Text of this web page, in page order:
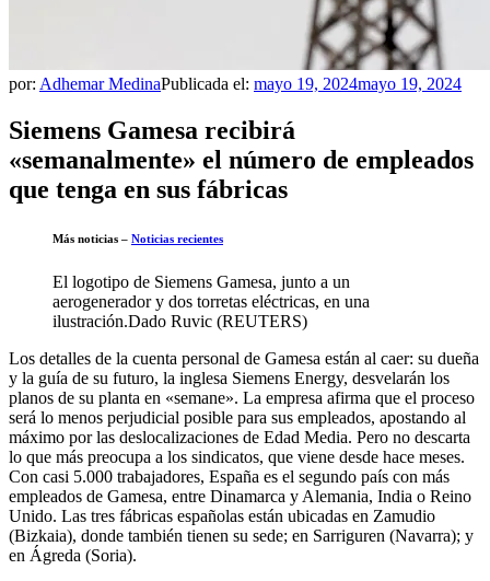
por: Adhemar MedinaPublicada el: mayo 19, 2024mayo 19, 2024
Siemens Gamesa recibirá
«semanalmente» el número de empleados
que tenga en sus fábricas
Más noticias – Noticias recientes
El logotipo de Siemens Gamesa, junto a un
aerogenerador y dos torretas eléctricas, en una
ilustración.Dado Ruvic (REUTERS)
Los detalles de la cuenta personal de Gamesa están al caer: su dueña
y la guía de su futuro, la inglesa Siemens Energy, desvelarán los
planos de su planta en «semane». La empresa afirma que el proceso
será lo menos perjudicial posible para sus empleados, apostando al
máximo por las deslocalizaciones de Edad Media. Pero no descarta
lo que más preocupa a los sindicatos, que viene desde hace meses.
Con casi 5.000 trabajadores, España es el segundo país con más
empleados de Gamesa, entre Dinamarca y Alemania, India o Reino
Unido. Las tres fábricas españolas están ubicadas en Zamudio
(Bizkaia), donde también tienen su sede; en Sarriguren (Navarra); y
en Ágreda (Soria).